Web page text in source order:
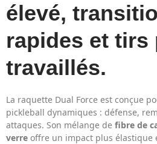
élevé,
rapides et tirs
travaillés.
La raquette Dual Force est conçue
pickleball dynamiques : défense,
attaques. Son mélange de fibre de
verre offre un impact plus élastique